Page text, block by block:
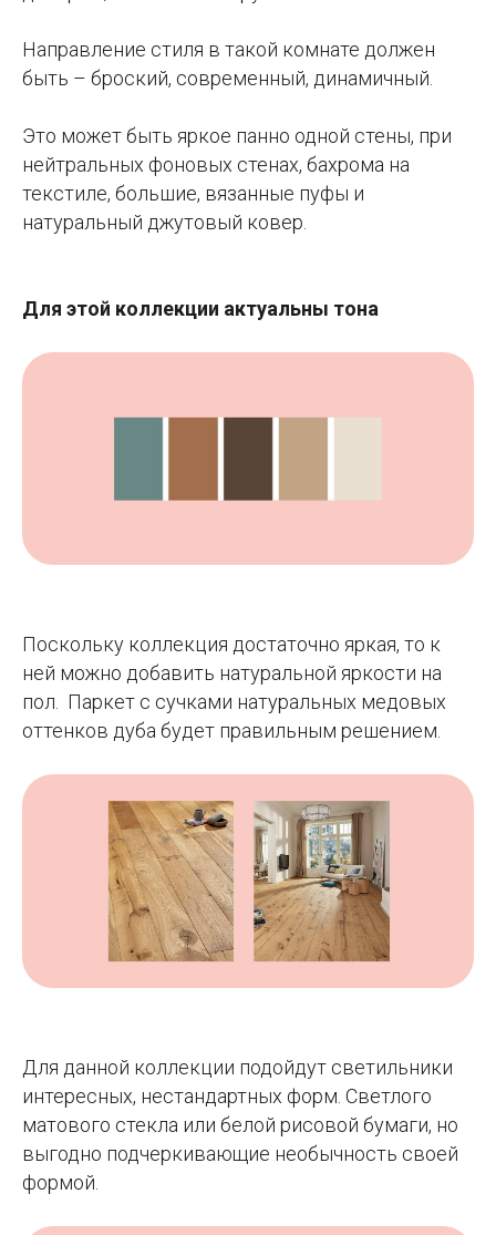
Направление стиля в такой комнате должен
быть – броский, современный, динамичный.
Это может быть яркое панно одной стены, при
нейтральных фоновых стенах, бахрома на
текстиле, большие, вязанные пуфы и
натуральный джутовый ковер.
Для этой коллекции актуальны тона
Поскольку коллекция достаточно яркая, то к
ней можно добавить натуральной яркости на
пол. Паркет с сучками натуральных медовых
оттенков дуба будет правильным решением.
Для данной коллекции подойдут светильники
интересных, нестандартных форм. Светлого
матового стекла или белой рисовой бумаги, но
выгодно подчеркивающие необычность своей
формой.